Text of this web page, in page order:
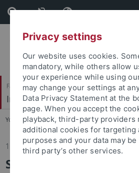
Skip
to
content
Skip
to
footer
Faculty of Humanities
Institute of Media Studies
You are here: Home ... News
15.01.2018
Studentische
Privacy settings
Our website uses cookies.
mandatory, while others allow
your experience while using
may change your settings at
Data Privacy Statement at the
page. When you accept the
playback, third-party providers
additional cookies for targeting
purposes and your data may
third party’s other services.